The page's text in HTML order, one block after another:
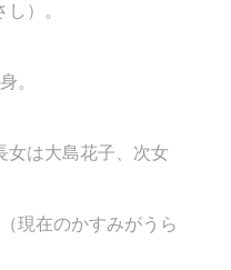
）。
。
女は大島花子、次女
現在のかすみがうら